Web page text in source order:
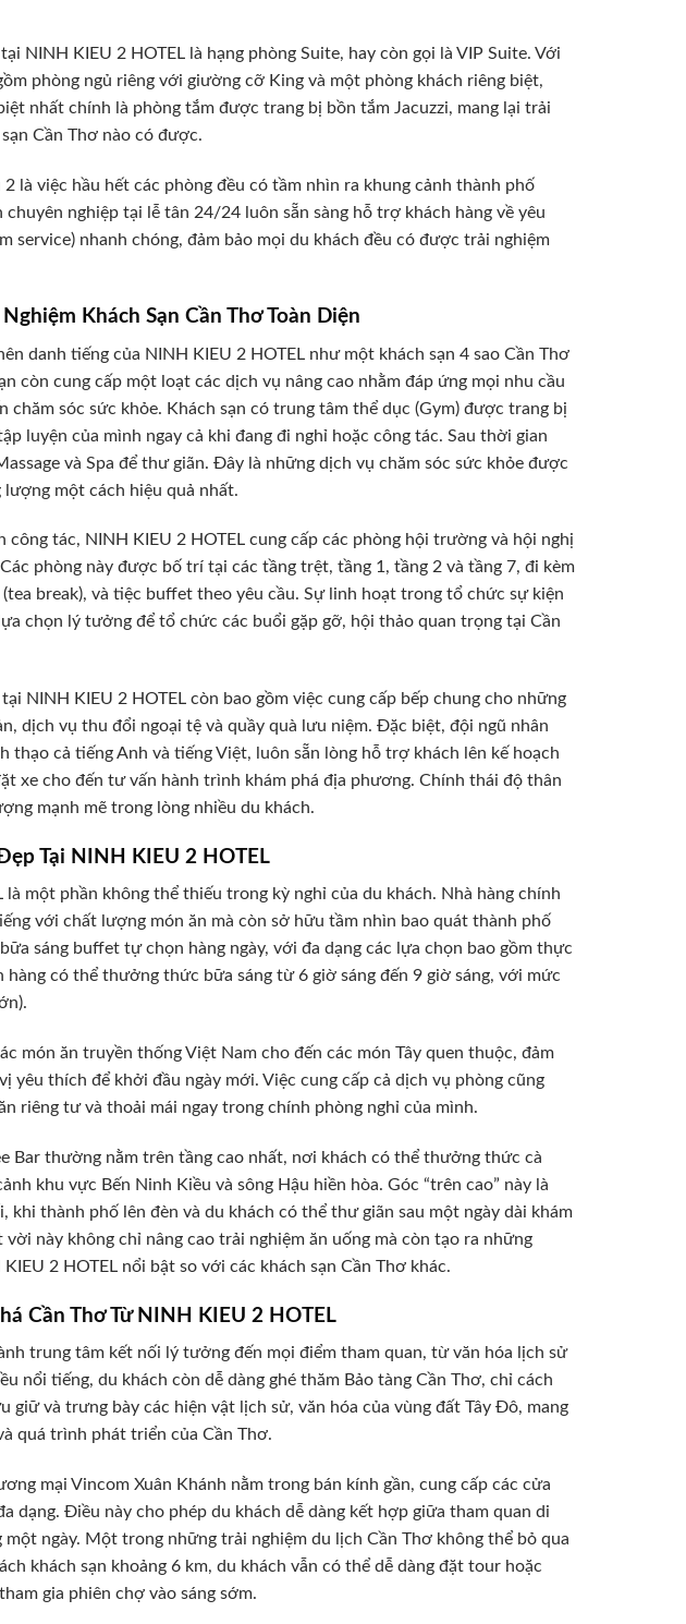
NINH KIEU 2 HOTEL là hạng phòng Suite, hay còn gọi là VIP Suite. Với
phòng ngủ riêng với giường cỡ King và một phòng khách riêng biệt,
nhất chính là phòng tắm được trang bị bồn tắm Jacuzzi, mang lại trải
Cần Thơ nào có được.
là việc hầu hết các phòng đều có tầm nhìn ra khung cảnh thành phố
nghiệp tại lễ tân 24/24 luôn sẵn sàng hỗ trợ khách hàng về yêu
service) nhanh chóng, đảm bảo mọi du khách đều có được trải nghiệm
Khách Sạn Cần Thơ Toàn Diện
danh tiếng của NINH KIEU 2 HOTEL như một khách sạn 4 sao Cần Thơ
còn cung cấp một loạt các dịch vụ nâng cao nhằm đáp ứng mọi nhu cầu
chăm sóc sức khỏe. Khách sạn có trung tâm thể dục (Gym) được trang bị
luyện của mình ngay cả khi đang đi nghỉ hoặc công tác. Sau thời gian
và Spa để thư giãn. Đây là những dịch vụ chăm sóc sức khỏe được
lượng một cách hiệu quả nhất.
tác, NINH KIEU 2 HOTEL cung cấp các phòng hội trường và hội nghị
phòng này được bố trí tại các tầng trệt, tầng 1, tầng 2 và tầng 7, đi kèm
break), và tiệc buffet theo yêu cầu. Sự linh hoạt trong tổ chức sự kiện
chọn lý tưởng để tổ chức các buổi gặp gỡ, hội thảo quan trọng tại Cần
NINH KIEU 2 HOTEL còn bao gồm việc cung cấp bếp chung cho những
dịch vụ thu đổi ngoại tệ và quầy quà lưu niệm. Đặc biệt, đội ngũ nhân
cả tiếng Anh và tiếng Việt, luôn sẵn lòng hỗ trợ khách lên kế hoạch
xe cho đến tư vấn hành trình khám phá địa phương. Chính thái độ thân
mạnh mẽ trong lòng nhiều du khách.
Tại NINH KIEU 2 HOTEL
một phần không thể thiếu trong kỳ nghỉ của du khách. Nhà hàng chính
với chất lượng món ăn mà còn sở hữu tầm nhìn bao quát thành phố
sáng buffet tự chọn hàng ngày, với đa dạng các lựa chọn bao gồm thực
có thể thưởng thức bữa sáng từ 6 giờ sáng đến 9 giờ sáng, với mức
món ăn truyền thống Việt Nam cho đến các món Tây quen thuộc, đảm
yêu thích để khởi đầu ngày mới. Việc cung cấp cả dịch vụ phòng cũng
riêng tư và thoải mái ngay trong chính phòng nghỉ của mình.
Bar thường nằm trên tầng cao nhất, nơi khách có thể thưởng thức cà
khu vực Bến Ninh Kiều và sông Hậu hiền hòa. Góc “trên cao” này là
thành phố lên đèn và du khách có thể thư giãn sau một ngày dài khám
này không chỉ nâng cao trải nghiệm ăn uống mà còn tạo ra những
2 HOTEL nổi bật so với các khách sạn Cần Thơ khác.
Cần Thơ Từ NINH KIEU 2 HOTEL
trung tâm kết nối lý tưởng đến mọi điểm tham quan, từ văn hóa lịch sử
nổi tiếng, du khách còn dễ dàng ghé thăm Bảo tàng Cần Thơ, chỉ cách
giữ và trưng bày các hiện vật lịch sử, văn hóa của vùng đất Tây Đô, mang
quá trình phát triển của Cần Thơ.
mại Vincom Xuân Khánh nằm trong bán kính gần, cung cấp các cửa
dạng. Điều này cho phép du khách dễ dàng kết hợp giữa tham quan di
ngày. Một trong những trải nghiệm du lịch Cần Thơ không thể bỏ qua
khách sạn khoảng 6 km, du khách vẫn có thể dễ dàng đặt tour hoặc
gia phiên chợ vào sáng sớm.